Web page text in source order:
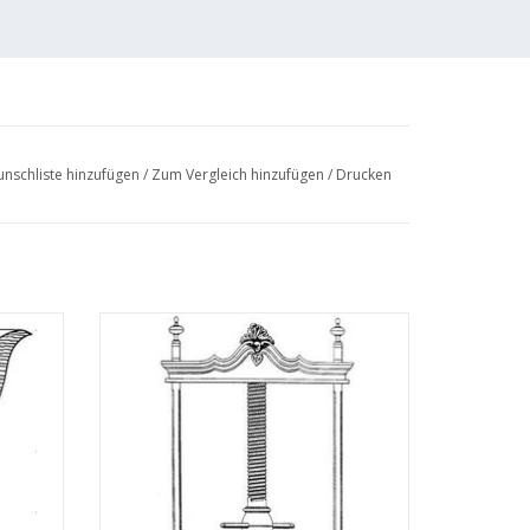
von
hinzufügen / Zum Vergleich hinzufügen / Drucken
MBT Wäschepresse - Bauzeichnung
Maßstab 1 : N/A (45.26.005)
ZUM WARENKORB HINZUFÜGEN